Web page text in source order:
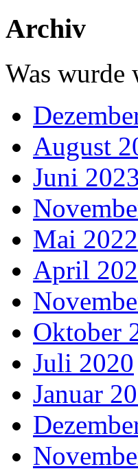
Archiv
Was wurde
August
Juni 2023
Mai 2022
April
Oktober
Juli 2020
Januar